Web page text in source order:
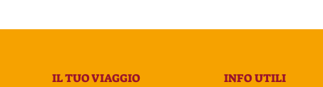
IL TUO VIAGGIO INFO UTILI